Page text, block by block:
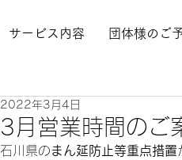
サービス内容 団体様のご
3月営業時間のご
2022年3月4日
石川県のまん延防止等重点措置